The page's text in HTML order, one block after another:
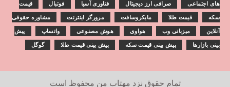
های اجتماعی صرافی ارز دیجیتال فناوری آسیا فوتبال قیمت
سکه قیمت طلا مایکروسافت مرورگر اینترنت مشاوره حقوقی
آنلاین میزبانی وب هواوی هوش مصنوعی واتساپ پیش
بینی بازارها پیش بینی قیمت سکه پیش بینی قیمت طلا گوگل
تمام حقوق نزد مهتاب من محفوظ است